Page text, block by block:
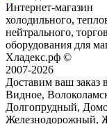
Интернет-магазин
холодильного,
нейтрального,
оборудования для
Хладекс.рф ©
2007-2026
Доставим ваш заказ
Видное,
Долгопрудный,
Железнодорожный,